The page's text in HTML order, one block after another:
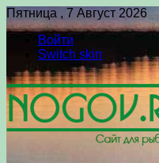
Пятница , 7 Август 2026
Войти
Switch skin